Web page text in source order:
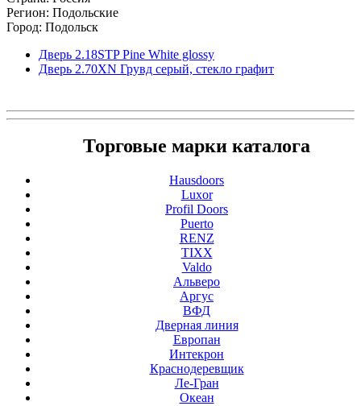
Регион: Подольские
Город: Подольск
Дверь 2.18STP Pine White glossy
Дверь 2.70ХN Грувд серый, стекло графит
Торговые марки каталога
Hausdoors
Luxor
Profil Doors
Puerto
RENZ
TIXX
Valdo
Альверо
Аргус
ВФД
Дверная линия
Европан
Интекрон
Краснодеревщик
Ле-Гран
Океан